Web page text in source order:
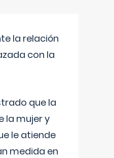
la relación
con la
que la
la mujer y
le atiende
medida en